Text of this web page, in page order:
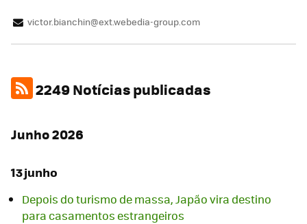
victor.bianchin@ext.webedia-group.com
2249 Notícias publicadas
Junho 2026
13 junho
Depois do turismo de massa, Japão vira destino
para casamentos estrangeiros